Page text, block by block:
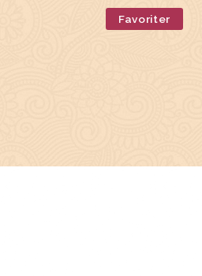
Favoriter